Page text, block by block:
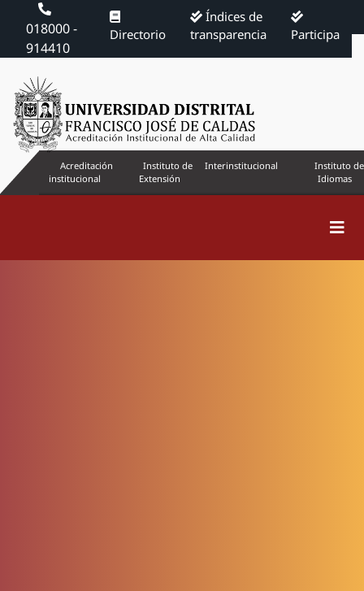
018000 -
914410
Directorio
Índices de
transparencia
Participa
Acreditación
institucional
Instituto de
Extensión
Interinstitucional
Instituto de
Idiomas